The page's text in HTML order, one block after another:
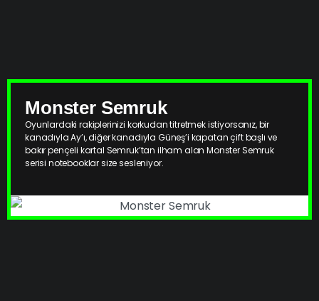
Monster Semruk
Oyunlardaki rakiplerinizi korkudan titretmek istiyorsanız, bir
kanadıyla Ay’ı, diğer kanadıyla Güneş’i kapatan çift başlı ve
bakır pençeli kartal Semruk’tan ilham alan Monster Semruk
serisi notebooklar size sesleniyor.